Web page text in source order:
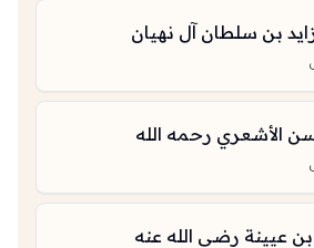
بن سلطان آل نهيان
الأشعري رحمه الله
عيينة رضي الله عنه